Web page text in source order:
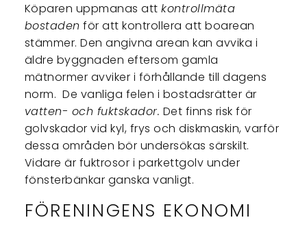
Köparen uppmanas attkontrollmäta
bostaden för att kontrollera att boarean
stämmer. Den angivna arean kan avvika i
äldre byggnaden eftersom gamla
mätnormer avviker i förhållande till dagens
norm. De vanliga felen i bostadsrätter är
vatten- och fuktskador. Det finns risk för
golvskador vid kyl, frys och diskmaskin, varför
dessa områden bör undersökas särskilt.
Vidare är fuktrosor i parkettgolv under
fönsterbänkar ganska vanligt.
FÖRENINGENS EKONOMI